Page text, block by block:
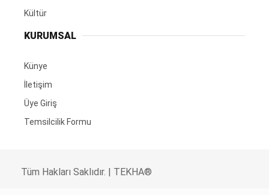
Kültür
KURUMSAL
Künye
İletişim
Üye Giriş
Temsilcilik Formu
Tüm Hakları Saklıdır. | TEKHA®